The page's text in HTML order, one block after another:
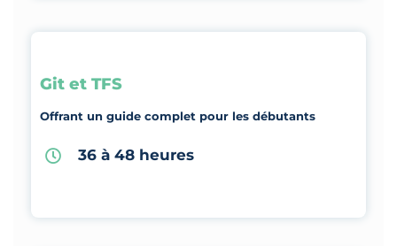
Git et TFS
Offrant un guide complet pour les débutants
36 à 48 heures